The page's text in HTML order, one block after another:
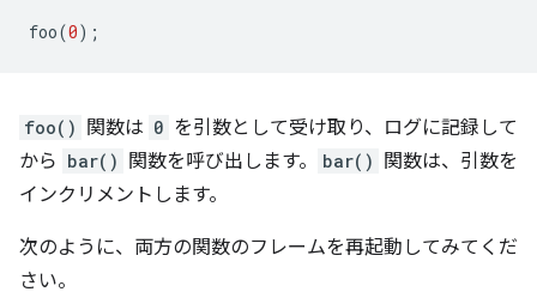
foo(0);
foo() 関数は 0 を引数として受け取り、ログに記録して
から bar() 関数を呼び出します。 bar() 関数は、引数を
インクリメントします。
次のように、両方の関数のフレームを再起動してみてくだ
さい。